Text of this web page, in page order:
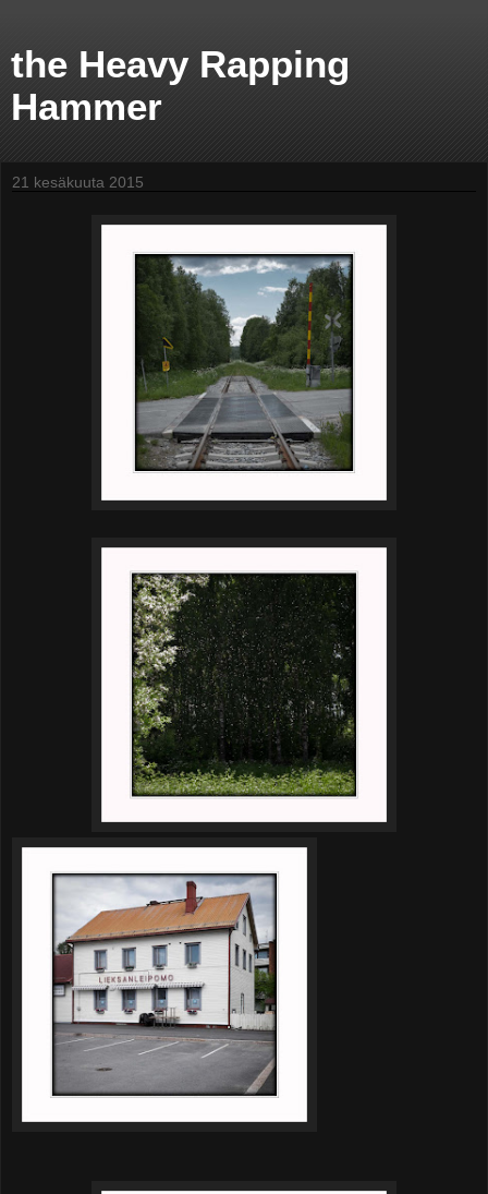
the Heavy Rapping
Hammer
21 kesäkuuta 2015